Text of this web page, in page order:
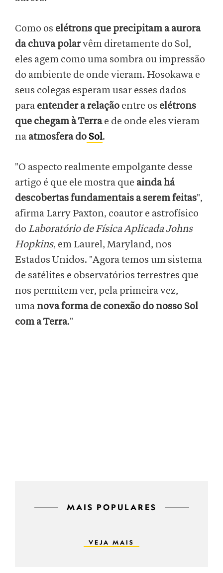
Como os elétrons que precipitam a aurora
da chuva polarvêm diretamente do Sol,
eles agem como uma sombra ou impressão
do ambiente de onde vieram. Hosokawa e
seus colegas esperam usar esses dados
para entender a relação entre os elétrons
que chegam à Terrae de onde eles vieram
na atmosfera do Sol.
"O aspecto realmente empolgante desse
artigo é que ele mostra que ainda há
descobertas fundamentais a serem feitas",
afirma Larry Paxton, coautor e astrofísico
do Laboratório de Física Aplicada Johns
Hopkins, em Laurel, Maryland, nos
Estados Unidos. "Agora temos um sistema
de satélites e observatórios terrestres que
nos permitem ver, pela primeira vez,
uma nova forma de conexão do nosso Sol
com a Terra."
MAIS POPULARES
VEJA MAIS